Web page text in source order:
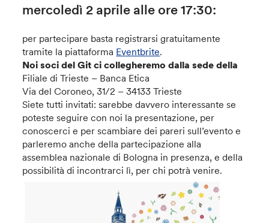
mercoledì 2 aprile alle ore 17:30:
per partecipare basta registrarsi gratuitamente
tramite la piattaforma Eventbrite.
Noi soci del Git ci collegheremo dalla sede della
Filiale di Trieste – Banca Etica
Via del Coroneo, 31/2 – 34133 Trieste
Siete tutti invitati: sarebbe davvero interessante se
poteste seguire con noi la presentazione, per
conoscerci e per scambiare dei pareri sull’evento e
parleremo anche della partecipazione alla
assemblea nazionale di Bologna in presenza, e della
possibilità di incontrarci lì, per chi potrà venire.